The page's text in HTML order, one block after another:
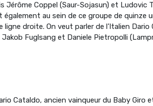
Jérôme Coppel (Saur-Sojasun) et Ludovic
également au sein de ce groupe de quinze
ligne droite. On veut parler de l’Italien
Fuglsang et Daniele Pietropolli
Cataldo, ancien vainqueur du Baby Giro